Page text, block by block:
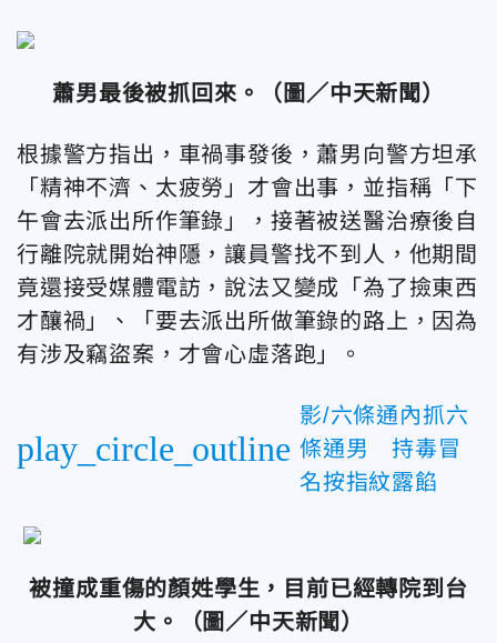
蕭男最後被抓回來。 （圖／中天新聞 ）
根據警方指出，車禍事發後，蕭男向警方坦承
「精神不濟、太疲勞」才會出事，並指稱「下
午會去派出所作筆錄」，接著被送醫治療後自
行離院就開始神隱，讓員警找不到人，他期間
竟還接受媒體電訪，說法又變成「為了撿東西
才釀禍」、「要去派出所做筆錄的路上，因為
有涉及竊盜案，才會心虛落跑」。
play_circle_outline
影/六條通內抓六
條通男 持毒冒
名按指紋露餡
被撞成重傷的顏姓學生，目前已經轉院到台
大。（圖／中天新聞）